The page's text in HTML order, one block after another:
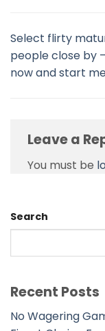
Select flirty
people close by
now and start
Leave a
You must be
Search
Recent Posts
No Wagering